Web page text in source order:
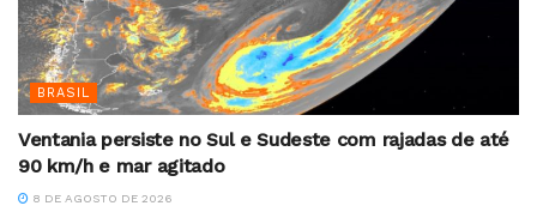
BRASIL
Ventania persiste no Sul e Sudeste com rajadas de até
90 km/h e mar agitado
8 DE AGOSTO DE 2026